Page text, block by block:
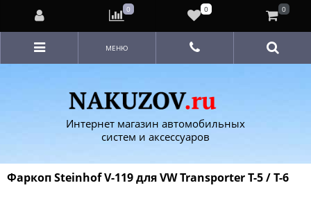
Интернет магазин автомобильных
систем и аксессуаров
МЕНЮ
Фаркоп Steinhof V-119 для VW Transporter T-5 / T-6
0 0 0